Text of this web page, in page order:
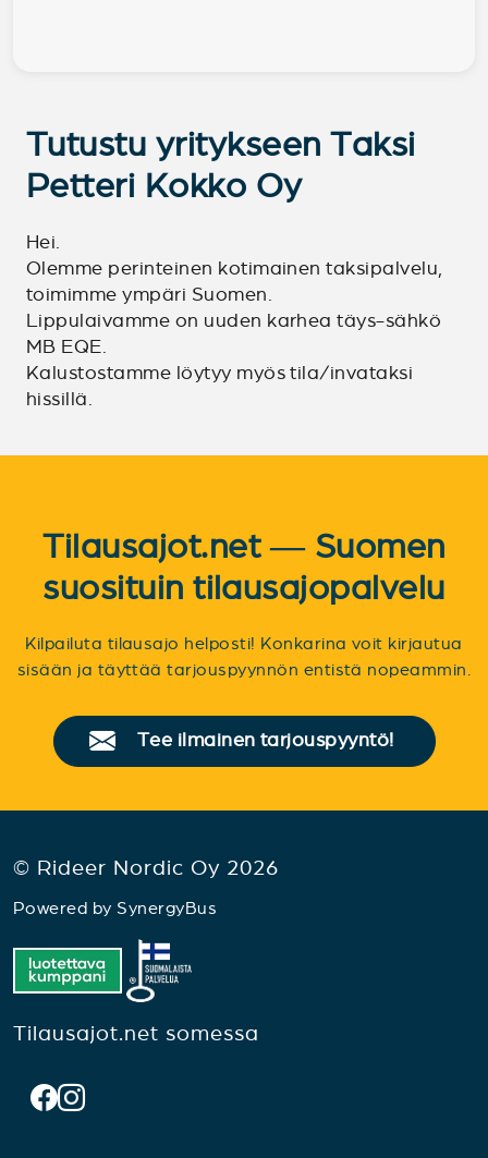
Tutustu yritykseen Taksi
Petteri Kokko Oy
Hei.
Olemme perinteinen kotimainen taksipalvelu,
toimimme ympäri Suomen.
Lippulaivamme on uuden karhea täys-sähkö
MB EQE.
Kalustostamme löytyy myös tila/invataksi
hissillä.
Tilausajot.net — Suomen
suosituin tilausajopalvelu
Kilpailuta tilausajo helposti! Konkarina voit kirjautua
sisään ja täyttää tarjouspyynnön entistä nopeammin.
Tee ilmainen tarjouspyyntö!
© Rideer Nordic Oy 2026
Powered by SynergyBus
Tilausajot.net somessa